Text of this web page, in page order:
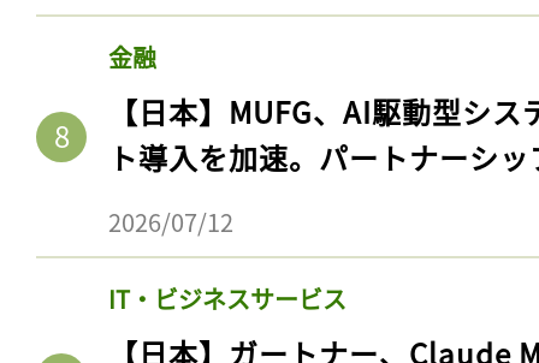
金融
【日本】MUFG、AI駆動型シ
ト導入を加速。パートナーシ
2026/07/12
IT・ビジネスサービス
【日本】ガートナー、Claude